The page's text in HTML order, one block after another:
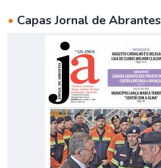
• Capas Jornal de Abrantes